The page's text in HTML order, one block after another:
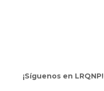
¡Síguenos en LRQNP!